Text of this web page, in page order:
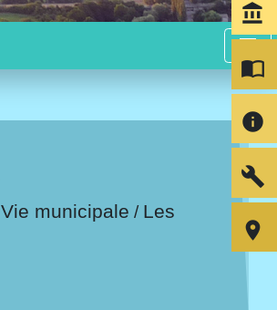
menu
Vie municipale / Les
account_balance
import_contacts
info
build
room